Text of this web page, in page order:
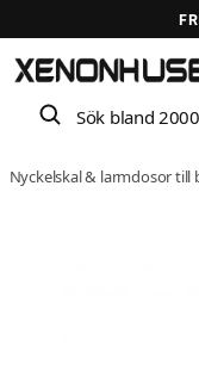
Sök bland 2000+
Nyckelskal & larmdosor till